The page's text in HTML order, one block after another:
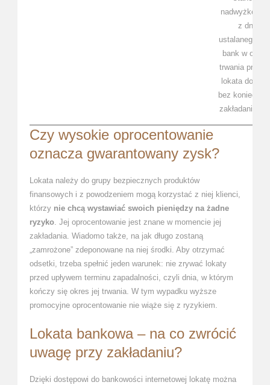
nadwyżkę
z dnia
ustalanego
bank w
trwania
lokata
bez
zakładania
Czy wysokie oprocentowanie
oznacza gwarantowany zysk?
Lokata należy do grupy bezpiecznych produktów
finansowych i z powodzeniem mogą korzystać z niej klienci,
którzy nie chcą wystawiać swoich pieniędzy na żadne
ryzyko. Jej oprocentowanie jest znane w momencie jej
zakładania. Wiadomo także, na jak długo zostaną
„zamrożone” zdeponowane na niej środki. Aby otrzymać
odsetki, trzeba spełnić jeden warunek: nie zrywać lokaty
przed upływem terminu zapadalności, czyli dnia, w którym
kończy się okres jej trwania. W tym wypadku wyższe
promocyjne oprocentowanie nie wiąże się z ryzykiem.
Lokata bankowa – na co zwrócić
uwagę przy zakładaniu?
Dzięki dostępowi do bankowości internetowej lokatę można